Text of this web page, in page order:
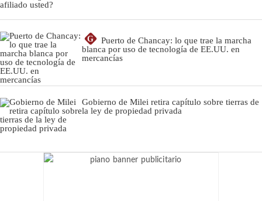
G
Puerto de Chancay: lo que trae la marcha
blanca por uso de tecnología de EE.UU. en
mercancías
Gobierno de Milei retira capítulo sobre tierras de
la ley de propiedad privada